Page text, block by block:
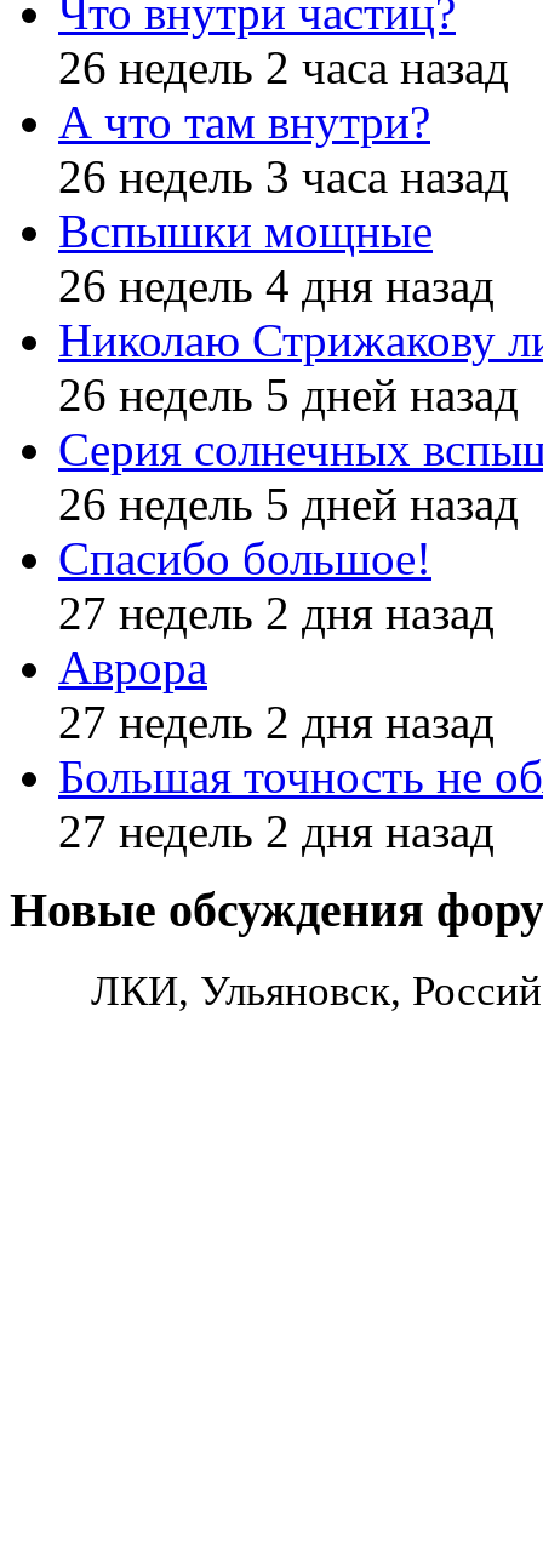
Что внутри частиц?
26 недель 2 часа назад
А что там внутри?
26 недель 3 часа назад
Вспышки мощные
26 недель 4 дня назад
Николаю Стрижакову
26 недель 5 дней назад
Серия солнечных
26 недель 5 дней назад
Спасибо большое!
27 недель 2 дня назад
Аврора
27 недель 2 дня назад
Большая точность не
27 недель 2 дня назад
Новые обсуждения
ЛКИ, Ульяновск,